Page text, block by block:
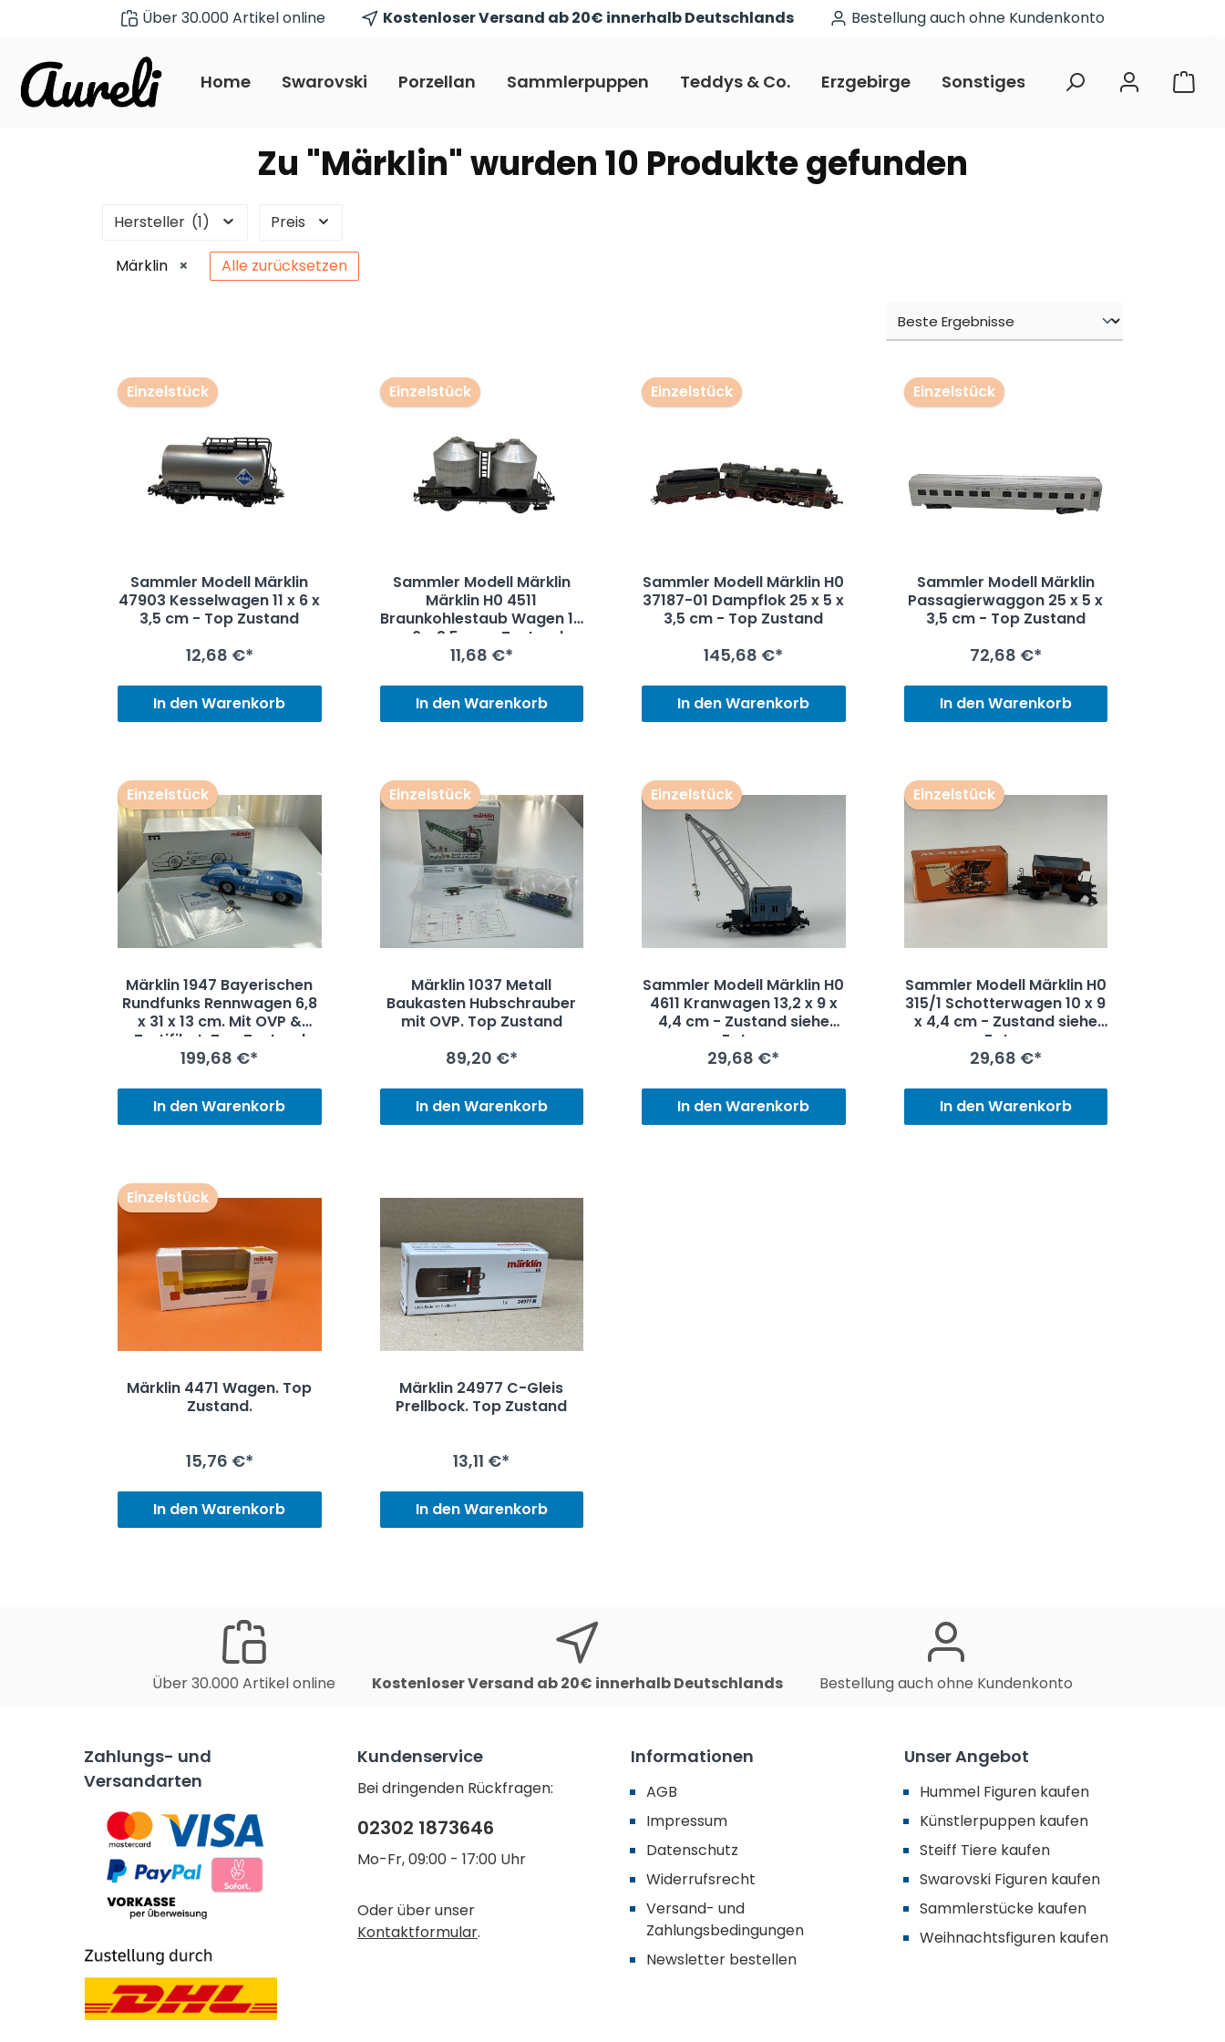
Zur Hauptnavigation springen
Über 30.000 Artikel online Kostenloser Versand ab 20€ innerhalb Deutschlands Bestellung auch ohne Kundenkonto
Home Swarovski Porzellan Sammlerpuppen Teddys & Co. Erzgebirge Sonstiges Restposten
Zu "Märklin" wurden 10 Produkte gefunden
Hersteller (1) Preis
Märklin × Alle zurücksetzen
Einzelstück
Sammler Modell Märklin
47903 Kesselwagen 11 x 6 x
3,5 cm - Top Zustand
12,68 €*
In den Warenkorb
Einzelstück
Sammler Modell Märklin
Märklin H0 4511
Braunkohlestaub Wagen 10
x 6 x 3,5 cm - Zustand
siehe Fotos
11,68 €*
In den Warenkorb
Einzelstück
Sammler Modell Märklin H0
37187-01 Dampflok 25 x 5 x
3,5 cm - Top Zustand
145,68 €*
In den Warenkorb
Einzelstück
Sammler Modell Märklin
Passagierwaggon 25 x 5 x
3,5 cm - Top Zustand
72,68 €*
In den Warenkorb
Einzelstück
Märklin 1947 Bayerischen
Rundfunks Rennwagen 6,8
x 31 x 13 cm. Mit OVP &
Zertifikat. Top Zustand
199,68 €*
In den Warenkorb
Einzelstück
Märklin 1037 Metall
Baukasten Hubschrauber
mit OVP. Top Zustand
89,20 €*
In den Warenkorb
Einzelstück
Sammler Modell Märklin H0
4611 Kranwagen 13,2 x 9 x
4,4 cm - Zustand siehe
Fotos
29,68 €*
In den Warenkorb
Einzelstück
Sammler Modell Märklin H0
315/1 Schotterwagen 10 x 9
x 4,4 cm - Zustand siehe
Fotos
29,68 €*
In den Warenkorb
Einzelstück
Märklin 4471 Wagen. Top
Zustand.
15,76 €*
In den Warenkorb
Märklin 24977 C-Gleis
Prellbock. Top Zustand
13,11 €*
In den Warenkorb
Über 30.000 Artikel online Kostenloser Versand ab 20€ innerhalb Deutschlands Bestellung auch ohne Kundenkonto
Zahlungs- und
Versandarten
Kundenservice
Bei dringenden Rückfragen:
02302 1873646
Mo-Fr, 09:00 - 17:00 Uhr
Oder über unser
Kontaktformular.
Informationen
AGB
Impressum
Datenschutz
Widerrufsrecht
Versand- und
Zahlungsbedingungen
Newsletter bestellen
Unser Angebot
Hummel Figuren kaufen
Künstlerpuppen kaufen
Steiff Tiere kaufen
Swarovski Figuren kaufen
Sammlerstücke kaufen
Weihnachtsfiguren kaufen